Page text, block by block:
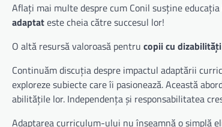
Aflați mai multe despre cum Conil susține
adaptateste cheia către succesul lor!
O altă resursă valoroasă pentru copii cu dizabilități
Continuăm discuția despre impactul adaptării
exploreze subiecte care îi pasionează. Această
abilitățile lor. Independența și responsabilitatea
Adaptarea curriculum-ului nu înseamnă o simplă